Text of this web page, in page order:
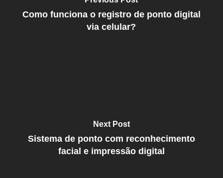
Como funciona o registro de ponto digital
via celular?
Next Post
Sistema de ponto com reconhecimento
facial e impressão digital